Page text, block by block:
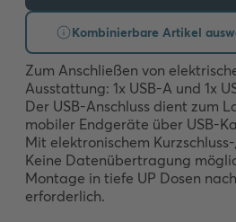
Kombinierbare Artikel
Zum Anschließen von
Ausstattung: 1x USB-A und 1x
Der USB-Anschluss dient zum
mobiler Endgeräte über USB-
Mit elektronischem
Keine Datenübertragung
Montage in tiefe UP Dosen
erforderlich.